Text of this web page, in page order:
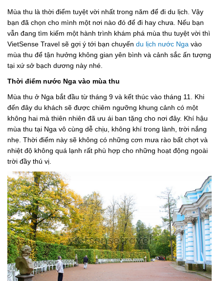
Mùa thu là thời điểm tuyệt vời nhất trong năm để đi du lịch. Vậy
bạn đã chọn cho mình một nơi nào đó để đi hay chưa. Nếu bạn
vẫn đang tìm kiếm một hành trình khám phá mùa thu tuyệt vời thì
VietSense Travel sẽ gợi ý tới bạn chuyến du lịch nước Nga vào
mùa thu để tận hưởng không gian yên bình và cảnh sắc ấn tượng
tại xứ sở bạch dương này nhé.
Thời điểm nước Nga vào mùa thu
Mùa thu ở Nga bắt đầu từ tháng 9 và kết thúc vào tháng 11. Khi
đến đây du khách sẽ được chiêm ngưỡng khung cảnh có một
không hai mà thiên nhiên đã ưu ái ban tặng cho nơi đây. Khí hậu
mùa thu tại Nga vô cùng dễ chịu, không khí trong lành, trời nắng
nhẹ. Thời điểm này sẽ không có những cơn mưa rào bất chợt và
nhiệt độ không quá lạnh rất phù hợp cho những hoạt động ngoài
trời đầy thú vị.